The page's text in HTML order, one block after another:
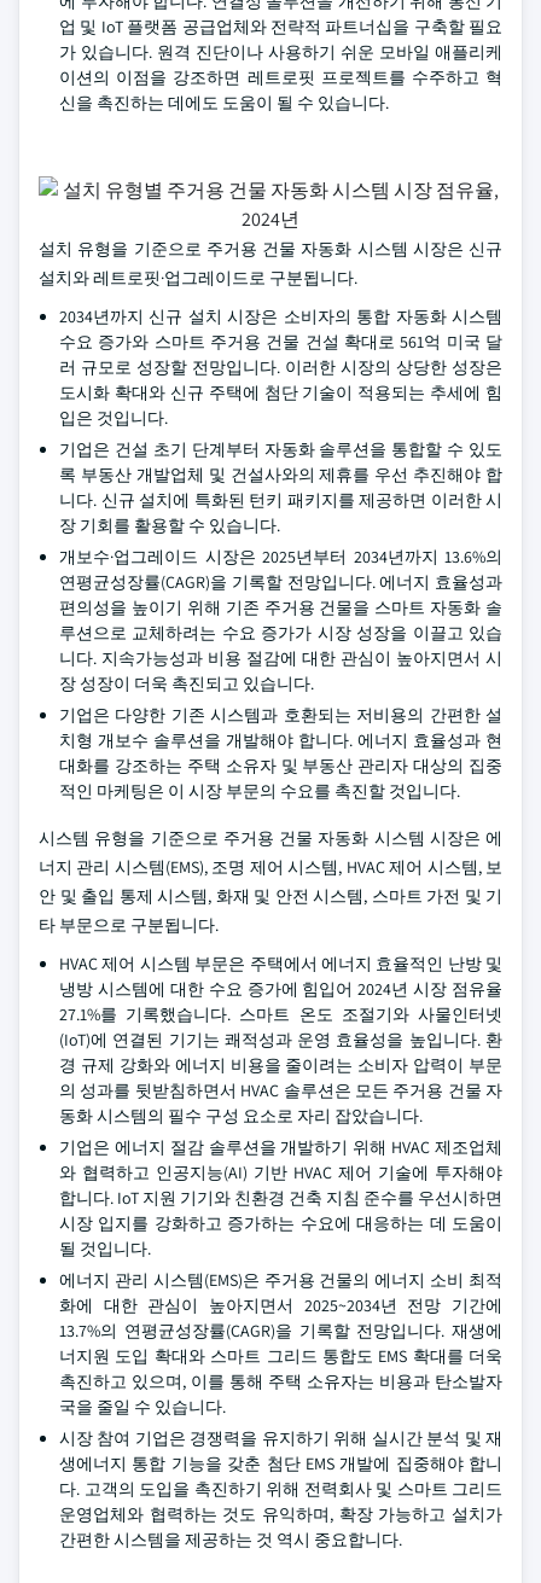
업 및 IoT 플랫폼 공급업체와 전략적 파트너십을 구축할 필요
가 있습니다. 원격 진단이나 사용하기 쉬운 모바일 애플리케
이션의 이점을 강조하면 레트로핏 프로젝트를 수주하고 혁
신을 촉진하는 데에도 도움이 될 수 있습니다.
설치 유형을 기준으로 주거용 건물 자동화 시스템 시장은 신규
설치와 레트로핏·업그레이드로 구분됩니다.
2034년까지 신규 설치 시장은 소비자의 통합 자동화 시스템
수요 증가와 스마트 주거용 건물 건설 확대로 561억 미국 달
러 규모로 성장할 전망입니다. 이러한 시장의 상당한 성장은
도시화 확대와 신규 주택에 첨단 기술이 적용되는 추세에 힘
입은 것입니다.
기업은 건설 초기 단계부터 자동화 솔루션을 통합할 수 있도
록 부동산 개발업체 및 건설사와의 제휴를 우선 추진해야 합
니다. 신규 설치에 특화된 턴키 패키지를 제공하면 이러한 시
장 기회를 활용할 수 있습니다.
개보수·업그레이드 시장은 2025년부터 2034년까지 13.6%의
연평균성장률(CAGR)을 기록할 전망입니다. 에너지 효율성과
편의성을 높이기 위해 기존 주거용 건물을 스마트 자동화 솔
루션으로 교체하려는 수요 증가가 시장 성장을 이끌고 있습
니다. 지속가능성과 비용 절감에 대한 관심이 높아지면서 시
장 성장이 더욱 촉진되고 있습니다.
기업은 다양한 기존 시스템과 호환되는 저비용의 간편한 설
치형 개보수 솔루션을 개발해야 합니다. 에너지 효율성과 현
대화를 강조하는 주택 소유자 및 부동산 관리자 대상의 집중
적인 마케팅은 이 시장 부문의 수요를 촉진할 것입니다.
시스템 유형을 기준으로 주거용 건물 자동화 시스템 시장은 에
너지 관리 시스템(EMS), 조명 제어 시스템, HVAC 제어 시스템, 보
안 및 출입 통제 시스템, 화재 및 안전 시스템, 스마트 가전 및 기
타 부문으로 구분됩니다.
HVAC 제어 시스템 부문은 주택에서 에너지 효율적인 난방 및
냉방 시스템에 대한 수요 증가에 힘입어 2024년 시장 점유율
27.1%를 기록했습니다. 스마트 온도 조절기와 사물인터넷
(IoT)에 연결된 기기는 쾌적성과 운영 효율성을 높입니다. 환
경 규제 강화와 에너지 비용을 줄이려는 소비자 압력이 부문
의 성과를 뒷받침하면서 HVAC 솔루션은 모든 주거용 건물 자
동화 시스템의 필수 구성 요소로 자리 잡았습니다.
기업은 에너지 절감 솔루션을 개발하기 위해 HVAC 제조업체
와 협력하고 인공지능(AI) 기반 HVAC 제어 기술에 투자해야
합니다. IoT 지원 기기와 친환경 건축 지침 준수를 우선시하면
시장 입지를 강화하고 증가하는 수요에 대응하는 데 도움이
될 것입니다.
에너지 관리 시스템(EMS)은 주거용 건물의 에너지 소비 최적
화에 대한 관심이 높아지면서 2025~2034년 전망 기간에
13.7%의 연평균성장률(CAGR)을 기록할 전망입니다. 재생에
너지원 도입 확대와 스마트 그리드 통합도 EMS 확대를 더욱
촉진하고 있으며, 이를 통해 주택 소유자는 비용과 탄소발자
국을 줄일 수 있습니다.
시장 참여 기업은 경쟁력을 유지하기 위해 실시간 분석 및 재
생에너지 통합 기능을 갖춘 첨단 EMS 개발에 집중해야 합니
다. 고객의 도입을 촉진하기 위해 전력회사 및 스마트 그리드
운영업체와 협력하는 것도 유익하며, 확장 가능하고 설치가
간편한 시스템을 제공하는 것 역시 중요합니다.